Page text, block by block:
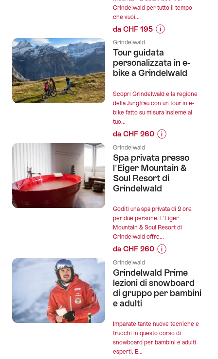
dei
Grindelwald per tutto il tempo
che vuoi...
da CHF 195
sul
prezzo
dell’offerta
Spa
presso
l'Eiger
&
Resort
di
Grindelwald":
Grindelwald
Tour guidata
personalizzata in e-
bike a Grindelwald
Scopri Grindelwald e la regione
della Jungfrau con un tour in e-
bike fatto su misura insieme al
tuo...
da CHF 260
sul
prezzo
dell’offerta
"Tour
personalizzata
in
e-
bike
a
Grindelwald
Spa privata presso
l'Eiger Mountain &
Soul Resort di
Grindelwald
Goditi una spa privata di 2 ore
per due persone. L'Eiger
Mountain & Soul Resort di
Grindelwald offre...
da CHF 260
sul
prezzo
dell’offerta
presso
l'Eiger
Mountain
Grindelwald
Grindelwald Prime
lezioni di snowboard
di gruppo per bambini
e adulti
Imparate tante nuove tecniche e
trucchi in questo corso di
snowboard per bambini e adulti
esperti. E...